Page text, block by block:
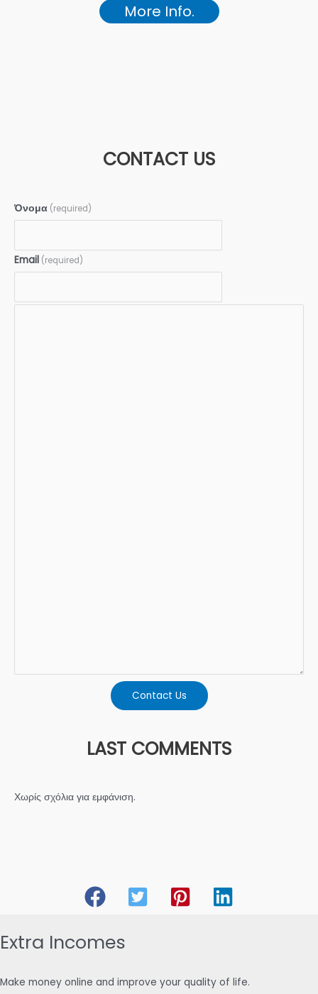
More Info.
CONTACT US
Όνομα (required)
Email (required)
Contact Us
LAST COMMENTS
Χωρίς σχόλια για εμφάνιση.
Extra Incomes
Make money online and improve your quality of life.